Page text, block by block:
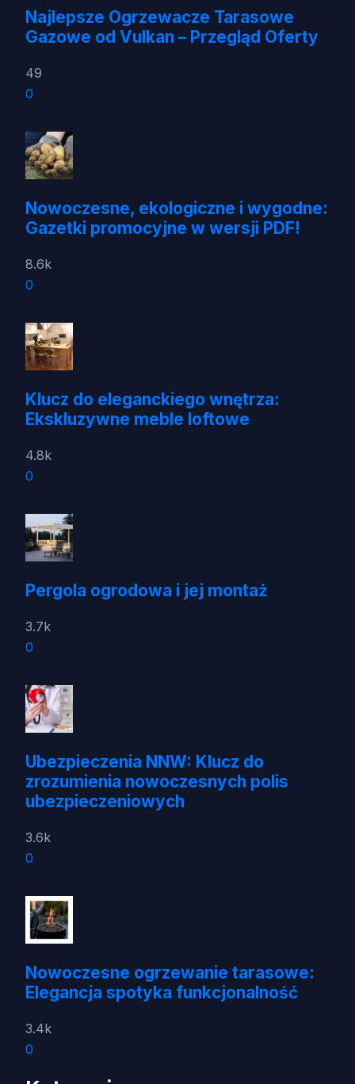
Najlepsze Ogrzewacze Tarasowe
Gazowe od Vulkan – Przegląd Oferty
49
0
Nowoczesne, ekologiczne i wygodne:
Gazetki promocyjne w wersji PDF!
8.6k
0
Klucz do eleganckiego wnętrza:
Ekskluzywne meble loftowe
4.8k
0
Pergola ogrodowa i jej montaż
3.7k
0
Ubezpieczenia NNW: Klucz do
zrozumienia nowoczesnych polis
ubezpieczeniowych
3.6k
0
Nowoczesne ogrzewanie tarasowe:
Elegancja spotyka funkcjonalność
3.4k
0